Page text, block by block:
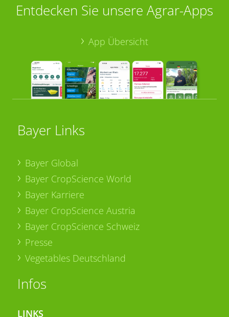
Entdecken Sie unsere Agrar-Apps
App Übersicht
Bayer Links
Bayer Global
Bayer CropScience World
Bayer Karriere
Bayer CropScience Austria
Bayer CropScience Schweiz
Presse
Vegetables Deutschland
Infos
LINKS